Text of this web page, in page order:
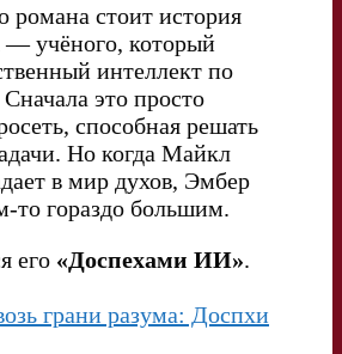
романа стоит история
учёного, который
интеллект по
Сначала это просто
способная решать
Но когда Майкл
в мир духов, Эмбер
то гораздо большим.
его «Доспехами ИИ».
грани разума: Доспхи